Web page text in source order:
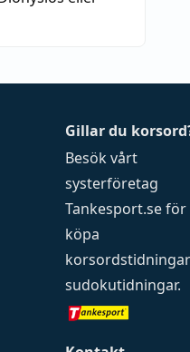
Gillar du
Besök vårt
systerföretag
Tankesport.seför
köpa
korsordstidningar
sudokutidningar.